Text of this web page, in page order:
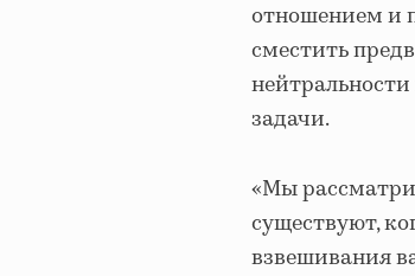
отношением и
сместить
задачи.
«Мы
существуют,
взвешивания